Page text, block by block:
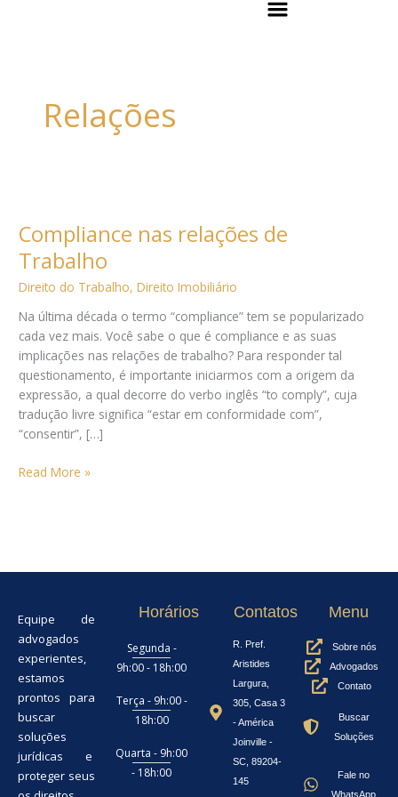
Menu
Relações
Compliance nas relações de
Trabalho
Direito do Trabalho,Direito Imobiliário
Na última década o termo “compliance” tem se popularizado
cada vez mais. Você sabe o que é compliance e as suas
implicações nas relações de trabalho? Para responder tal
questionamento, é importante iniciarmos com a origem da
expressão, a qual decorre do verbo inglês “to comply”, cuja
tradução livre significa “estar em conformidade com”,
“consentir”, […]
relações
de
Trabalho
Read More »
Equipe de
advogados
experientes,
estamos
prontos para
buscar
soluções
jurídicas e
proteger seus
Horários
Segunda -
9h:00 - 18h:00
Terça - 9h:00 -
18h:00
Quarta - 9h:00
- 18h:00
Contatos
R. Pref.
Aristides
Largura,
305, Casa 3
- América
Joinville -
SC, 89204-
145
Menu
Sobre nós
Advogados
Contato
Buscar
Soluções
Fale no
WhatsApp